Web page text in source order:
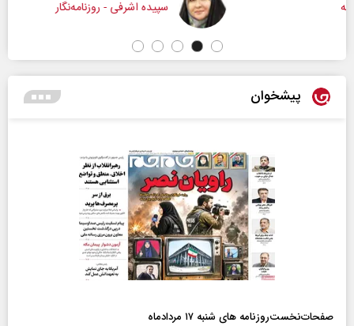
سپیده اشرفی - روزنامه‌نگار
پیشخوان
صفحات‌نخست‌روزنامه ها‌ی شنبه ۱۷ مردادماه